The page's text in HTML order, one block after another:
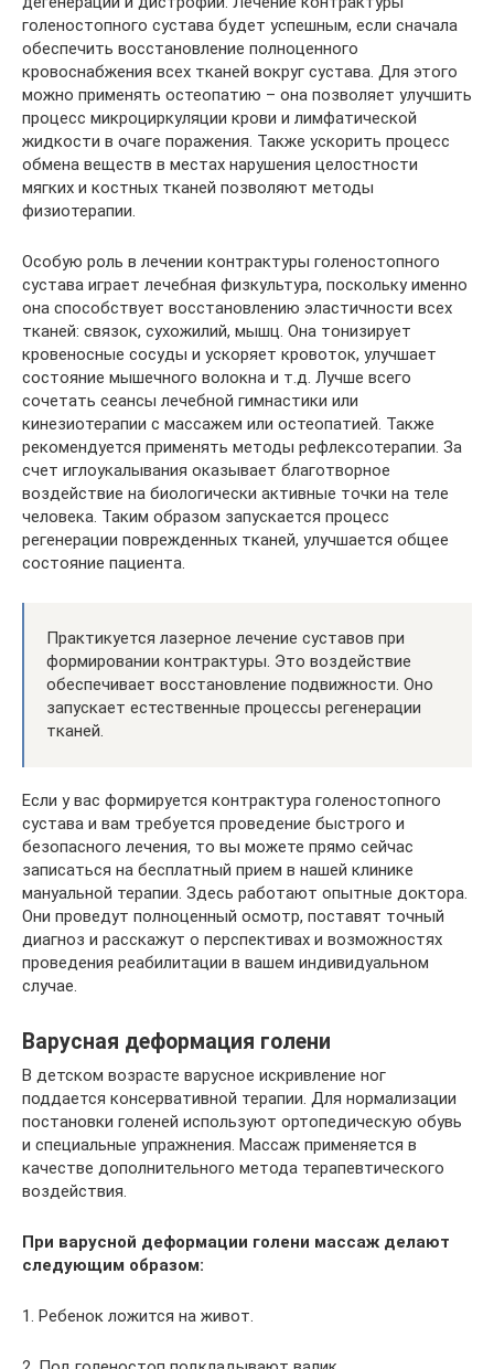
голеностопного сустава будет успешным, если сначала
обеспечить восстановление полноценного
кровоснабжения всех тканей вокруг сустава. Для этого
можно применять остеопатию – она позволяет улучшить
процесс микроциркуляции крови и лимфатической
жидкости в очаге поражения. Также ускорить процесс
обмена веществ в местах нарушения целостности
мягких и костных тканей позволяют методы
физиотерапии.
Особую роль в лечении контрактуры голеностопного
сустава играет лечебная физкультура, поскольку именно
она способствует восстановлению эластичности всех
тканей: связок, сухожилий, мышц. Она тонизирует
кровеносные сосуды и ускоряет кровоток, улучшает
состояние мышечного волокна и т.д. Лучше всего
сочетать сеансы лечебной гимнастики или
кинезиотерапии с массажем или остеопатией. Также
рекомендуется применять методы рефлексотерапии. За
счет иглоукалывания оказывает благотворное
воздействие на биологически активные точки на теле
человека. Таким образом запускается процесс
регенерации поврежденных тканей, улучшается общее
состояние пациента.
Практикуется лазерное лечение суставов при
формировании контрактуры. Это воздействие
обеспечивает восстановление подвижности. Оно
запускает естественные процессы регенерации
тканей.
Если у вас формируется контрактура голеностопного
сустава и вам требуется проведение быстрого и
безопасного лечения, то вы можете прямо сейчас
записаться на бесплатный прием в нашей клинике
мануальной терапии. Здесь работают опытные доктора.
Они проведут полноценный осмотр, поставят точный
диагноз и расскажут о перспективах и возможностях
проведения реабилитации в вашем индивидуальном
случае.
Варусная деформация голени
В детском возрасте варусное искривление ног
поддается консервативной терапии. Для нормализации
постановки голеней используют ортопедическую обувь
и специальные упражнения. Массаж применяется в
качестве дополнительного метода терапевтического
воздействия.
При варусной деформации голени массаж делают
следующим образом:
1. Ребенок ложится на живот.